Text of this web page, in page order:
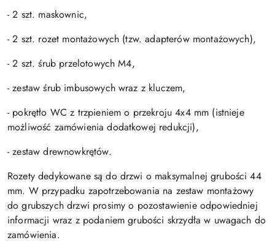
- 2 szt. maskownic,
- 2 szt. rozet montażowych (tzw. adapterów montażowych),
- 2 szt. śrub przelotowych M4,
- zestaw śrub imbusowych wraz z kluczem,
- pokrętło WC z trzpieniem o przekroju 4x4 mm (istnieje
możliwość zamówienia dodatkowej redukcji),
- zestaw drewnowkrętów.
Rozety dedykowane są do drzwi o maksymalnej grubości 44
mm. W przypadku zapotrzebowania na zestaw montażowy
do grubszych drzwi prosimy o pozostawienie odpowiedniej
informacji wraz z podaniem grubości skrzydła w uwagach do
zamówienia.